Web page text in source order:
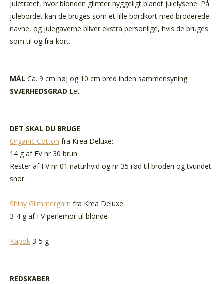
juletræet, hvor blonden glimter hyggeligt blandt julelysene. På
julebordet kan de bruges som et lille bordkort med broderede
navne, og julegaverne bliver ekstra personlige, hvis de bruges
som til og fra-kort.
MÅL Ca. 9 cm høj og 10 cm bred inden sammensyning
SVÆRHEDSGRAD Let
DET SKAL DU BRUGE
Organic Cotton fra Krea Deluxe:
14 g af FV nr 30 brun
Rester af FV nr 01 naturhvid og nr 35 rød til broderi og tvundet
snor
Shiny Glimmergarn fra Krea Deluxe:
3-4 g af FV perlemor til blonde
Kapok 3-5 g
REDSKABER